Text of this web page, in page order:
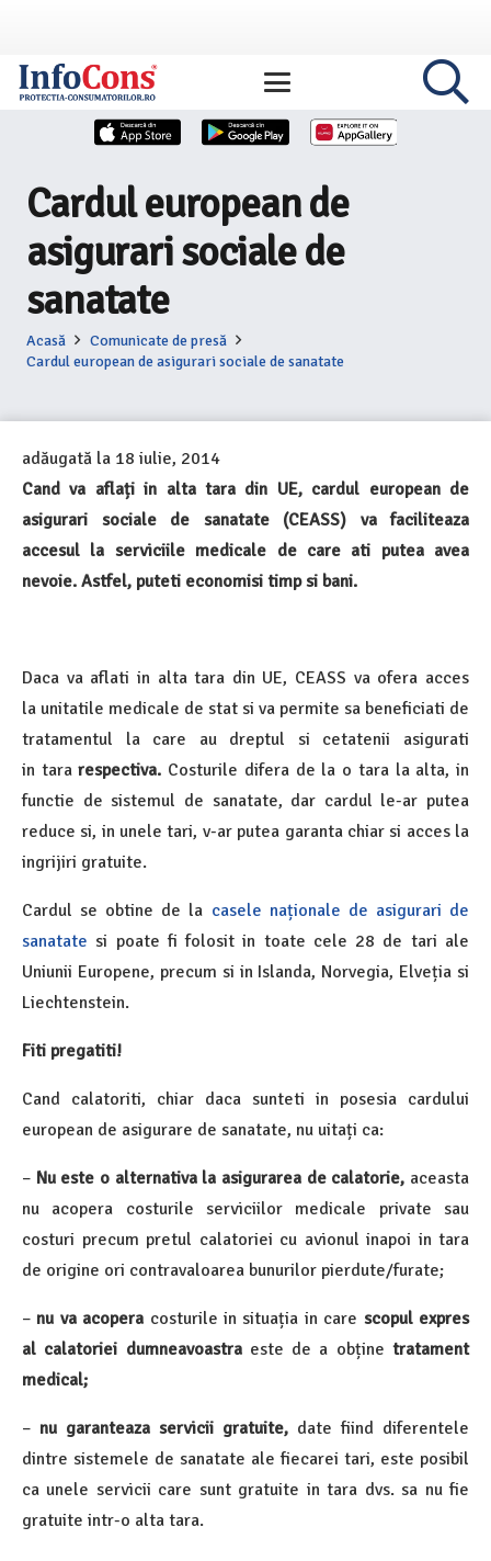
Cardul european de
asigurari sociale de
sanatate
Acasă
Comunicate de presă
Cardul european de asigurari sociale de sanatate
adăugată la 18 iulie, 2014
Cand va aflați in alta tara din UE, cardul european de
asigurari sociale de sanatate (CEASS) va faciliteaza
accesul la serviciile medicale de care ati putea avea
nevoie. Astfel, puteti economisi timp si bani.
Daca va aflati in alta tara din UE, CEASS va ofera acces
la unitatile medicale de stat si va permite sa beneficiati de
tratamentul la care au dreptul si cetatenii asigurati
in tara respectiva. Costurile difera de la o tara la alta, in
functie de sistemul de sanatate, dar cardul le-ar putea
reduce si, in unele tari, v-ar putea garanta chiar si acces la
ingrijiri gratuite.
Cardul se obtine de la casele naționale de asigurari de
sanatate si poate fi folosit in toate cele 28 de tari ale
Uniunii Europene, precum si in Islanda, Norvegia, Elveția si
Liechtenstein.
Fiti pregatiti!
Cand calatoriti, chiar daca sunteti in posesia cardului
european de asigurare de sanatate, nu uitați ca:
– Nu este o alternativa la asigurarea de calatorie, aceasta
nu acopera costurile serviciilor medicale private sau
costuri precum pretul calatoriei cu avionul inapoi in tara
de origine ori contravaloarea bunurilor pierdute/furate;
– nu va acopera costurile in situația in care scopul expres
al calatoriei dumneavoastraeste de a obținetratament
medical;
– nu garanteaza servicii gratuite, date fiind diferentele
dintre sistemele de sanatate ale fiecarei tari, este posibil
ca unele servicii care sunt gratuite in tara dvs. sa nu fie
gratuite intr-o alta tara.